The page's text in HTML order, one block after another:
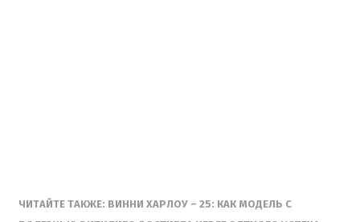
ЧИТАЙТЕ ТАКЖЕ: ВИННИ ХАРЛОУ – 25: КАК МОДЕЛЬ С